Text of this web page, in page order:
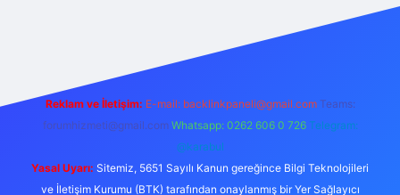
m elexbet
Reklam ve İletişim: E-mail: backlinkpaneli@gmail.com Teams:
forumhizmeti@gmail.com Whatsapp: 0262 606 0 726 Telegram:
@karabul
Yasal Uyarı: Sitemiz, 5651 Sayılı Kanun gereğince Bilgi Teknolojileri
ve İletişim Kurumu (BTK) tarafından onaylanmış bir Yer Sağlayıcı